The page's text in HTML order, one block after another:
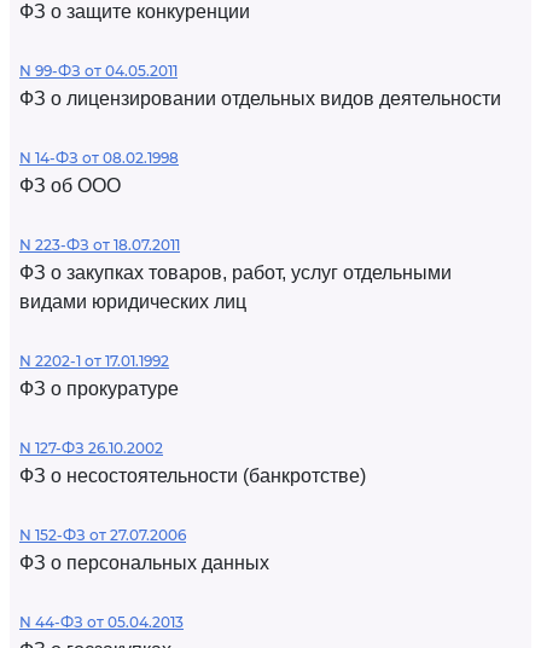
ФЗ о защите конкуренции
N 99-ФЗ от 04.05.2011
ФЗ о лицензировании отдельных видов деятельности
N 14-ФЗ от 08.02.1998
ФЗ об ООО
N 223-ФЗ от 18.07.2011
ФЗ о закупках товаров, работ, услуг отдельными
видами юридических лиц
N 2202-1 от 17.01.1992
ФЗ о прокуратуре
N 127-ФЗ 26.10.2002
ФЗ о несостоятельности (банкротстве)
N 152-ФЗ от 27.07.2006
ФЗ о персональных данных
N 44-ФЗ от 05.04.2013